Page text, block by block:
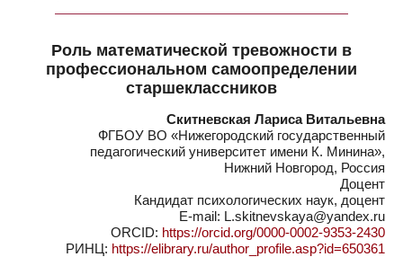
Роль математической тревожности в
профессиональном самоопределении
старшеклассников
Скитневская Лариса Витальевна
ФГБОУ ВО «Нижегородский государственный
педагогический университет имени К. Минина»,
Нижний Новгород, Россия
Доцент
Кандидат психологических наук, доцент
E-mail: L.skitnevskaya@yandex.ru
ORCID: https://orcid.org/0000-0002-9353-2430
РИНЦ: https://elibrary.ru/author_profile.asp?id=650361